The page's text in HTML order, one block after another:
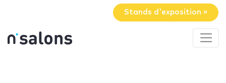
Stands d'exposition »